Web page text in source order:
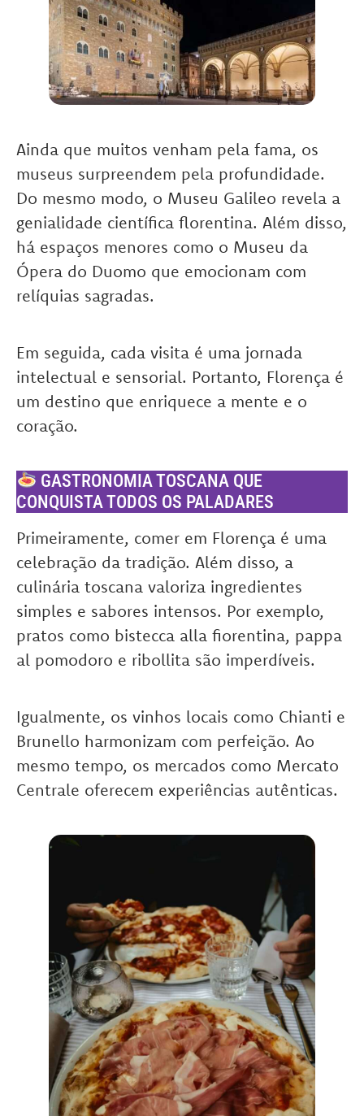
Ainda que muitos venham pela fama, os
museus surpreendem pela profundidade.
Do mesmo modo, o Museu Galileo revela a
genialidade científica florentina. Além disso,
há espaços menores como o Museu da
Ópera do Duomo que emocionam com
relíquias sagradas.
Em seguida, cada visita é uma jornada
intelectual e sensorial. Portanto, Florença é
um destino que enriquece a mente e o
coração.
GASTRONOMIA TOSCANA QUE
CONQUISTA TODOS OS PALADARES
Primeiramente, comer em Florença é uma
celebração da tradição. Além disso, a
culinária toscana valoriza ingredientes
simples e sabores intensos. Por exemplo,
pratos como bistecca alla fiorentina, pappa
al pomodoro e ribollita são imperdíveis.
Igualmente, os vinhos locais como Chianti e
Brunello harmonizam com perfeição. Ao
mesmo tempo, os mercados como Mercato
Centrale oferecem experiências autênticas.